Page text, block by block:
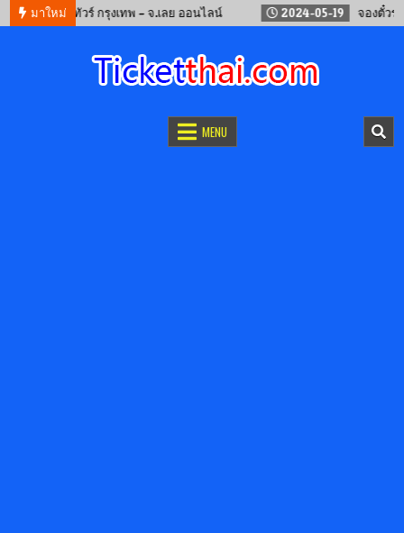
มาใหม่
จองรถทัวร์ กรุงเทพ – จ.เลย ออนไลน์ 2024-05-19 จองตั๋วรถไฟจี
MENU